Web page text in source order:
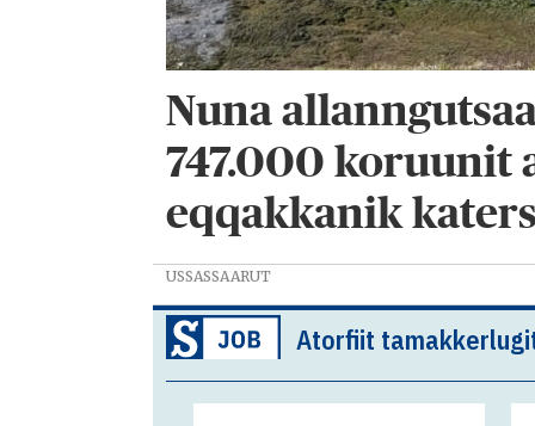
Nuna
747.000 koruunit
eqqakkanik
USSASSAARUT
Atorfiit